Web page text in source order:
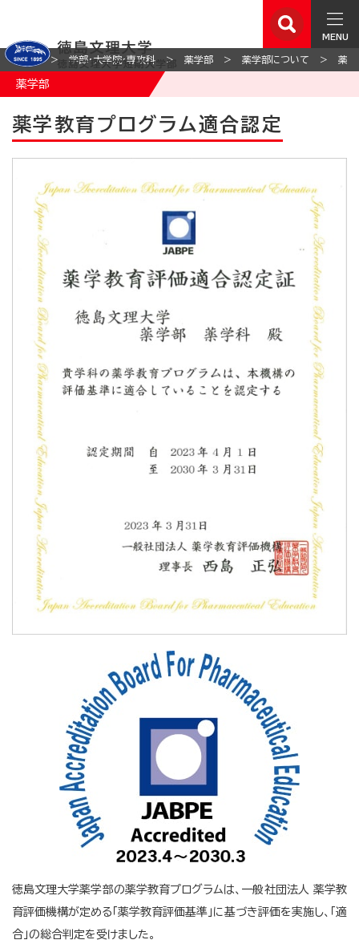
MENU
ホーム 学部・大学院・専攻科 薬学部 薬学部について 薬学
薬学部
薬学教育プログラム適合認定
徳島文理大学薬学部の薬学教育プログラムは、一般社団法人 薬学教
育評価機構が定める「薬学教育評価基準」に基づき評価を実施し、「適
合」の総合判定を受けました。